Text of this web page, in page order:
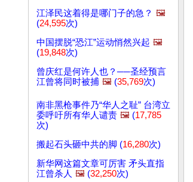
江泽民这着得是哪门子的急？ 🖼️
(24,595次)
中国摆脱“恐江”运动悄然兴起 🖼️
(19,848次)
曾庆红是何许人也？──圣经预言
江曾将同时被捕 🖼️ (35,769次)
南非黑枪事件乃“华人之耻” 台湾立
委呼吁所有华人谴责 🖼️ (17,785
次)
搬起石头砸中共的脚 (16,280次)
新华网这篇文章可厉害 矛头直指
江曾杀人 🖼️ (32,250次)